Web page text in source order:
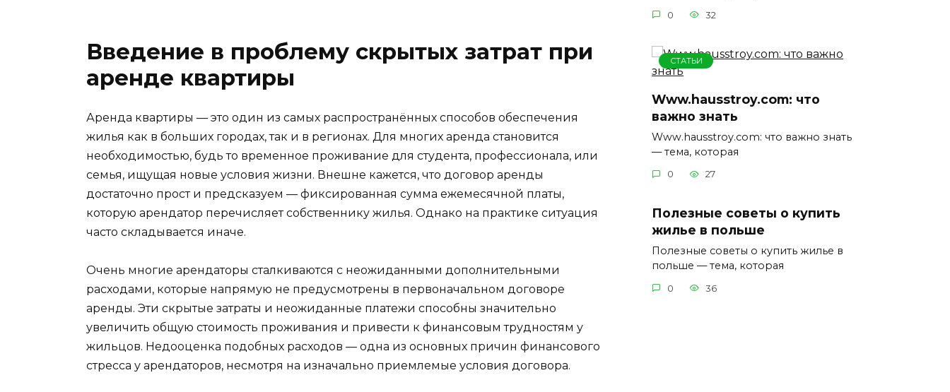
Введение в проблему скрытых затрат при
аренде квартиры
Аренда квартиры — это один из самых распространённых способов обеспечения
жилья как в больших городах, так и в регионах. Для многих аренда становится
необходимостью, будь то временное проживание для студента, профессионала, или
семья, ищущая новые условия жизни. Внешне кажется, что договор аренды
достаточно прост и предсказуем — фиксированная сумма ежемесячной платы,
которую арендатор перечисляет собственнику жилья. Однако на практике ситуация
часто складывается иначе.
Очень многие арендаторы сталкиваются с неожиданными дополнительными
расходами, которые напрямую не предусмотрены в первоначальном договоре
аренды. Эти скрытые затраты и неожиданные платежи способны значительно
увеличить общую стоимость проживания и привести к финансовым трудностям у
жильцов. Недооценка подобных расходов — одна из основных причин финансового
стресса у арендаторов, несмотря на изначально приемлемые условия договора.
0 32
СТАТЬИ
Www.hausstroy.com: что
важно знать
Www.hausstroy.com: что важно знать
— тема, которая
0 27
Полезные советы о купить
жилье в польше
Полезные советы о купить жилье в
польше — тема, которая
0 36